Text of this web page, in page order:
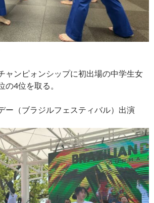
ャンピォンシップに初出場の中学生女
の4位を取る。
ー（ブラジルフェスティバル）出演